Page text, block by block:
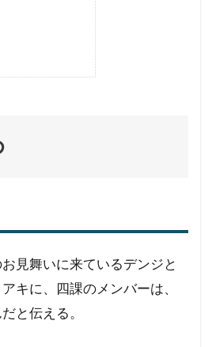
見舞いに来ているデンジと
キに、四課のメンバーは、
と伝える。